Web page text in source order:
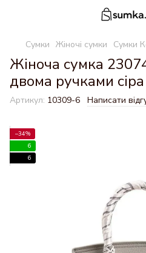
Сумки Жіночі сумки Сумки
Жіноча сумка
двома ручками сіра
Артикул: 10309-6 Написати
−34%
6
6